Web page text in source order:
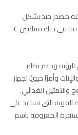
مصدر جيد بشكل
مدهش للعديد من الفيتامينات والمعادن الأساسية، بما في ذلك فيتامين C
ودعم نظام
وأمرًا حيويًا لجهاز
والتمثيل الغذائي.
القوية التي تساعد على
المعروفة باسم